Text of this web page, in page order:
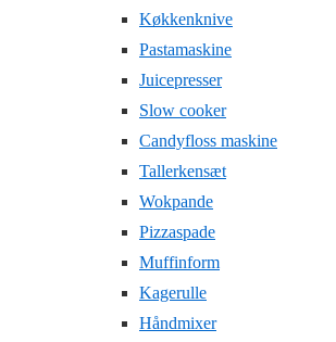
Køkkenknive
Pastamaskine
Juicepresser
Slow cooker
Candyfloss maskine
Tallerkensæt
Wokpande
Pizzaspade
Muffinform
Kagerulle
Håndmixer